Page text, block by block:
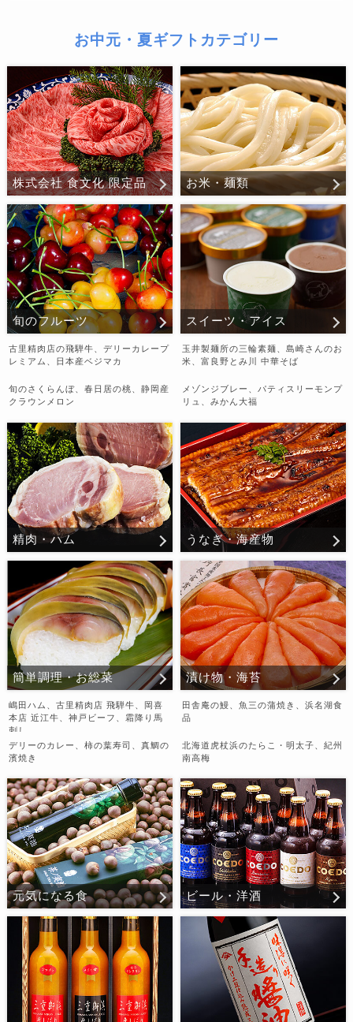
お中元・夏ギフトカテゴリー
株式会社 食文化 限定品 お米・麺類
旬のフルーツ スイーツ・アイス
古里精肉店の飛騨牛、デリーカレープ
レミアム、日本産ベジマカ
玉井製麺所の三輪素麺、島崎さんのお
米、富良野とみ川 中華そば
旬のさくらんぼ、春日居の桃、静岡産
クラウンメロン
メゾンジブレー、パティスリーモンプ
リュ、みかん大福
精肉・ハム うなぎ・海産物
簡単調理・お総菜 漬け物・海苔
嶋田ハム、古里精肉店 飛騨牛、岡喜
本店 近江牛、神戸ビーフ、霜降り馬
刺し
田舎庵の鰻、魚三の蒲焼き、浜名湖食
品
デリーのカレー、柿の葉寿司、真鯛の
濱焼き
北海道虎杖浜のたらこ・明太子、紀州
南高梅
元気になる食 ビール・洋酒